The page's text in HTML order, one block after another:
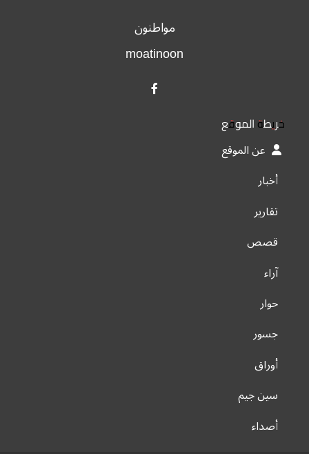
مواطنون
moatinoon
خريطة الموقع
عن الموقع
أخبار
تقارير
قصص
آراء
حوار
جسور
أوراق
سين جيم
أصداء